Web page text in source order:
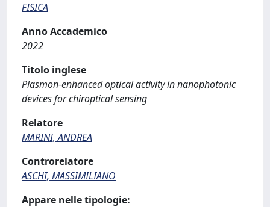
FISICA
Anno Accademico
2022
Titolo inglese
Plasmon-enhanced optical activity in nanophotonic
devices for chiroptical sensing
Relatore
MARINI, ANDREA
Controrelatore
ASCHI, MASSIMILIANO
Appare nelle tipologie: